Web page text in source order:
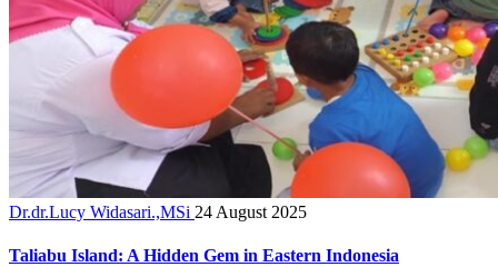
Dr.dr.Lucy Widasari.,MSi 24 August 2025
Taliabu Island: A Hidden Gem in Eastern Indonesia